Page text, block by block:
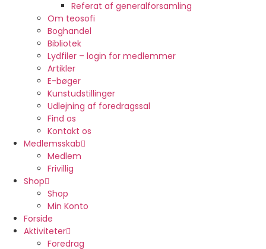
Referat af generalforsamling
Om teosofi
Boghandel
Bibliotek
Lydfiler – login for medlemmer
Artikler
E-bøger
Kunstudstillinger
Udlejning af foredragssal
Find os
Kontakt os
Medlemsskab
Medlem
Frivillig
Shop
Shop
Min Konto
Forside
Aktiviteter
Foredrag